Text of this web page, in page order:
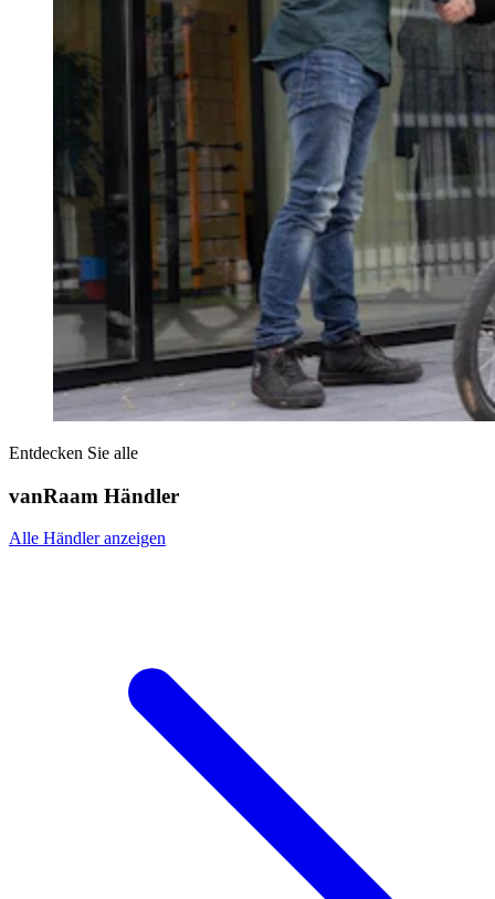
Entdecken Sie alle
vanRaam Händler
Alle Händler anzeigen